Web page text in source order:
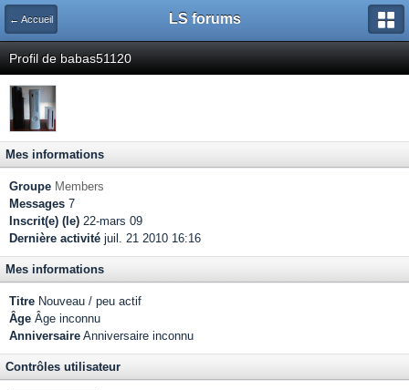
← Accueil LS forums
Profil de babas51120
Mes informations
Groupe Members
Messages 7
Inscrit(e) (le) 22-mars 09
Dernière activité juil. 21 2010 16:16
Mes informations
Titre Nouveau / peu actif
Âge Âge inconnu
Anniversaire Anniversaire inconnu
Contrôles utilisateur